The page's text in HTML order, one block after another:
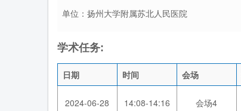
单位：扬州大学附属苏北人民医院
学术任务:
日期 时间 会场
2024-06-28 14:08-14:16 会场4